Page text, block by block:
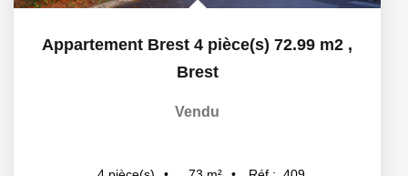
Appartement Brest 4 pièce(s) 72.99 m2 ,
Brest
Vendu